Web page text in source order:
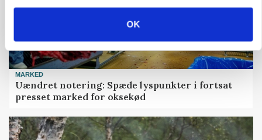
OK
MARKED
Uændret notering: Spæde lyspunkter i fortsat
presset marked for oksekød